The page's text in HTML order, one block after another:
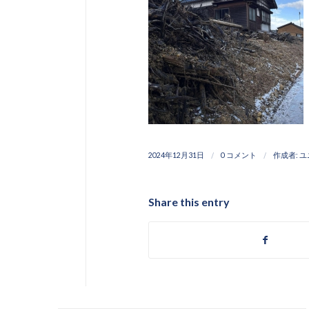
2024年12月31日 / 0 コメント / 作成者:
Share this entry